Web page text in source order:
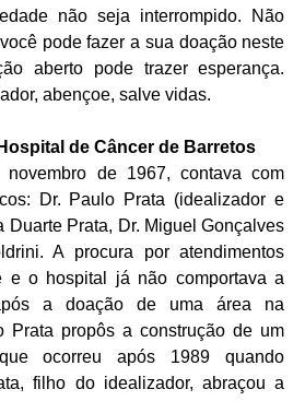
não seja interrompido. Não
pode fazer a sua doação neste
aberto pode trazer esperança.
abençoe, salve vidas.
de Câncer de Barretos
novembro de 1967, contava com
Dr. Paulo Prata (idealizador e
Duarte Prata, Dr. Miguel Gonçalves
A procura por atendimentos
e o hospital já não comportava a
a doação de uma área na
Prata propôs a construção de um
ocorreu após 1989 quando
filho do idealizador, abraçou a